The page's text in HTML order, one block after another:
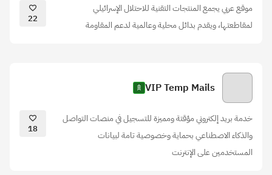
موقع عربي يجمع المنتجات التقنية للاحتلال الإسرائيلي
لمقاطعتها، ويقدم بدائل محلية وعالمية لدعم المقاومة
22
VIP Temp Mails
خدمة بريد إلكتروني مؤقتة ومميزة للتسجيل في منصات التواصل
والذكاء الاصطناعي بحماية وخصوصية تامة لبيانات
المستخدمين على الإنترنت
18